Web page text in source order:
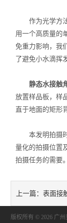
激光光散射
扫描电镜（
电化学工作
X荧光光谱
透反射率测
代理产品
光学显微镜
作为光学方法
用一个高质量的
免重力影响，我
了避免小水滴挥
静态水接触
放置样品板，样
直于地面的矩形
本发明拍摄时
量化的拍摄位置
拍摄任务的需要。
上一篇：表面接
通用的试验方法
版权所有 © 2026 广